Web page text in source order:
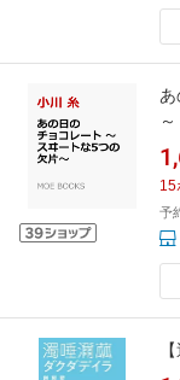
あ
15
予